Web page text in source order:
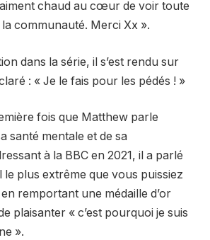
chaud au cœur de voir toute
la communauté. Merci Xx ».
dans la série, il s’est rendu sur
: « Je le fais pour les pédés ! »
fois que Matthew parle
santé mentale et de sa
à la BBC en 2021, il a parlé
le plus extrême que vous puissiez
remportant une médaille d’or
plaisanter « c’est pourquoi je suis
».